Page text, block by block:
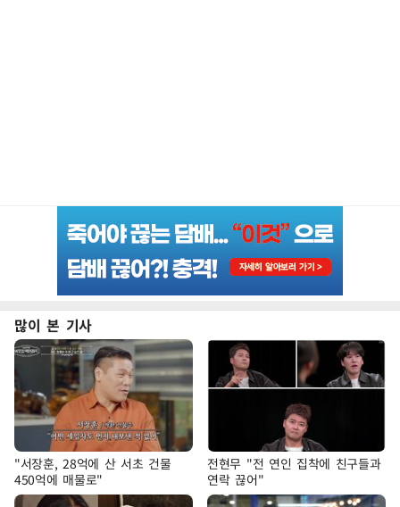
많이 본 기사
"서장훈, 28억에 산 서초 건물
450억에 매물로"
전현무 "전 연인 집착에 친구들과
연락 끊어"